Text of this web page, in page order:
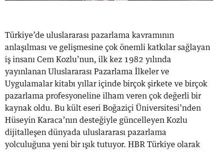
Türkiye’de uluslararası pazarlama kavramının
anlaşılması ve gelişmesine çok önemli katkılar sağlayan
iş insanı Cem Kozlu’nun, ilk kez 1982 yılında
yayınlanan Uluslararası Pazarlama İlkeler ve
Uygulamalar kitabı yıllar içinde birçok şirkete ve birçok
pazarlama profesyoneline ilham veren çok değerli bir
kaynak oldu. Bu kült eseri Boğaziçi Üniversitesi’nden
Hüseyin Karaca’nın desteğiyle güncelleyen Kozlu
dijitalleşen dünyada uluslararası pazarlama
yolculuğuna yeni bir ışık tutuyor. HBR Türkiye olarak